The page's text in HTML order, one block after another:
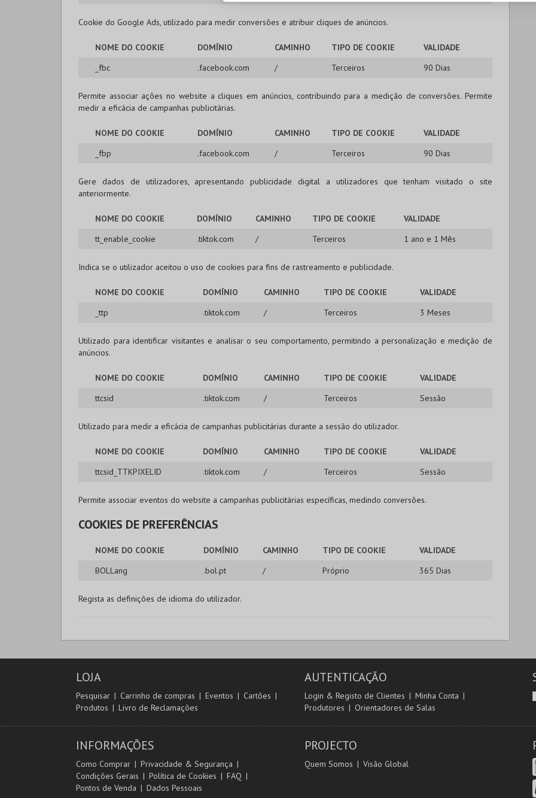
Cookie do Google Ads, utilizado para medir conversões e atribuir cliques de anúncios.
NOME DO COOKIE DOMÍNIO CAMINHO TIPO DE COOKIE
VALIDADE
_fbc
.facebook.com / Terceiros 90 Dias
Permite associar ações no website a cliques em anúncios, contribuindo para a medição de conversões. Permite
medir a eficácia de campanhas publicitárias.
NOME DO COOKIE DOMÍNIO CAMINHO TIPO DE COOKIE
VALIDADE
_fbp
.facebook.com / Terceiros 90 Dias
Gere dados de utilizadores, apresentando publicidade digital a utilizadores que tenham visitado o site
anteriormente.
NOME DO COOKIE DOMÍNIO CAMINHO TIPO DE COOKIE
VALIDADE
tt_enable_cookie
.tiktok.com / Terceiros 1 ano e 1 Mês
Indica se o utilizador aceitou o uso de cookies para fins de rastreamento e publicidade.
NOME DO COOKIE DOMÍNIO CAMINHO TIPO DE COOKIE
VALIDADE
_ttp
.tiktok.com / Terceiros 3 Meses
Utilizado para identificar visitantes e analisar o seu comportamento, permitindo a personalização e medição de
anúncios.
NOME DO COOKIE DOMÍNIO CAMINHO TIPO DE COOKIE
VALIDADE
ttcsid
.tiktok.com / Terceiros Sessão
Utilizado para medir a eficácia de campanhas publicitárias durante a sessão do utilizador.
NOME DO COOKIE DOMÍNIO CAMINHO TIPO DE COOKIE
VALIDADE
ttcsid_TTKPIXELID
.tiktok.com / Terceiros Sessão
Permite associar eventos do website a campanhas publicitárias específicas, medindo conversões.
COOKIES DE PREFERÊNCIAS
NOME DO COOKIE DOMÍNIO CAMINHO TIPO DE COOKIE
VALIDADE
BOLLang
.bol.pt / Próprio 365 Dias
Regista as definições de idioma do utilizador.
LOJA
Pesquisar Carrinho de compras Eventos
Cartões
Produtos
Livro de Reclamações
AUTENTICAÇÃO
Login & Registo de Clientes
Minha Conta
Produtores
Orientadores de Salas
INFORMAÇÕES
Como Comprar
Privacidade & Segurança
Condições Gerais
Política de Cookies
FAQ
Pontos de Venda
Dados Pessoais
PROJECTO
Quem Somos Visão Global